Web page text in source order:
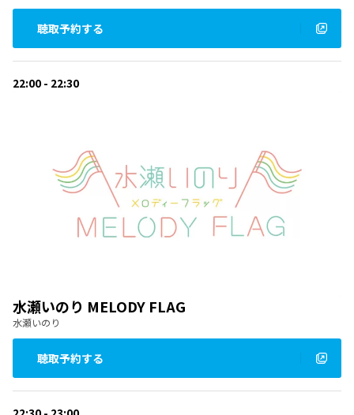
聴取予約する
22:00 - 22:30
水瀬いのり MELODY FLAG
水瀬いのり
聴取予約する